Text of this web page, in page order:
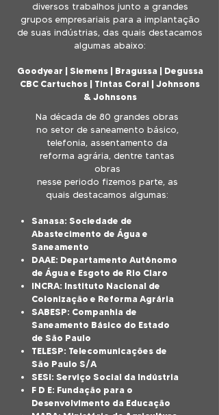
diversos trabalhos junto a grandes
grupos empresariais para a implantação
de suas indústrias, das quais destacamos
algumas abaixo:
Goodyear | Siemens | Bragussa | Degussa
CBC Cartuchos | Tintas Coral | Johnsons
& Johnsons
Na década de 80 grandes obras
no setor de saneamento básico,
telefonia, assentamento da
reforma agrária, dentre tantas
obras
nesse periodo fizemos parte, as
quais destacamos algumas:
Sanasa: Sociedade de
Abastecimento de Água e
Saneamento
DAAE: Departamento Autônomo
de Água e Esgoto de Rio Claro
INCRA: Instituto Nacional de
Colonização e Reforma Agrária
SABESP: Companhia de
Saneamento Básico do Estado
de São Paulo
TELESP: Telecomunicações de
São Paulo S/A
SESI: Serviço Social da Indústria
F D E: Fundação para o
Desenvolvimento da Educação